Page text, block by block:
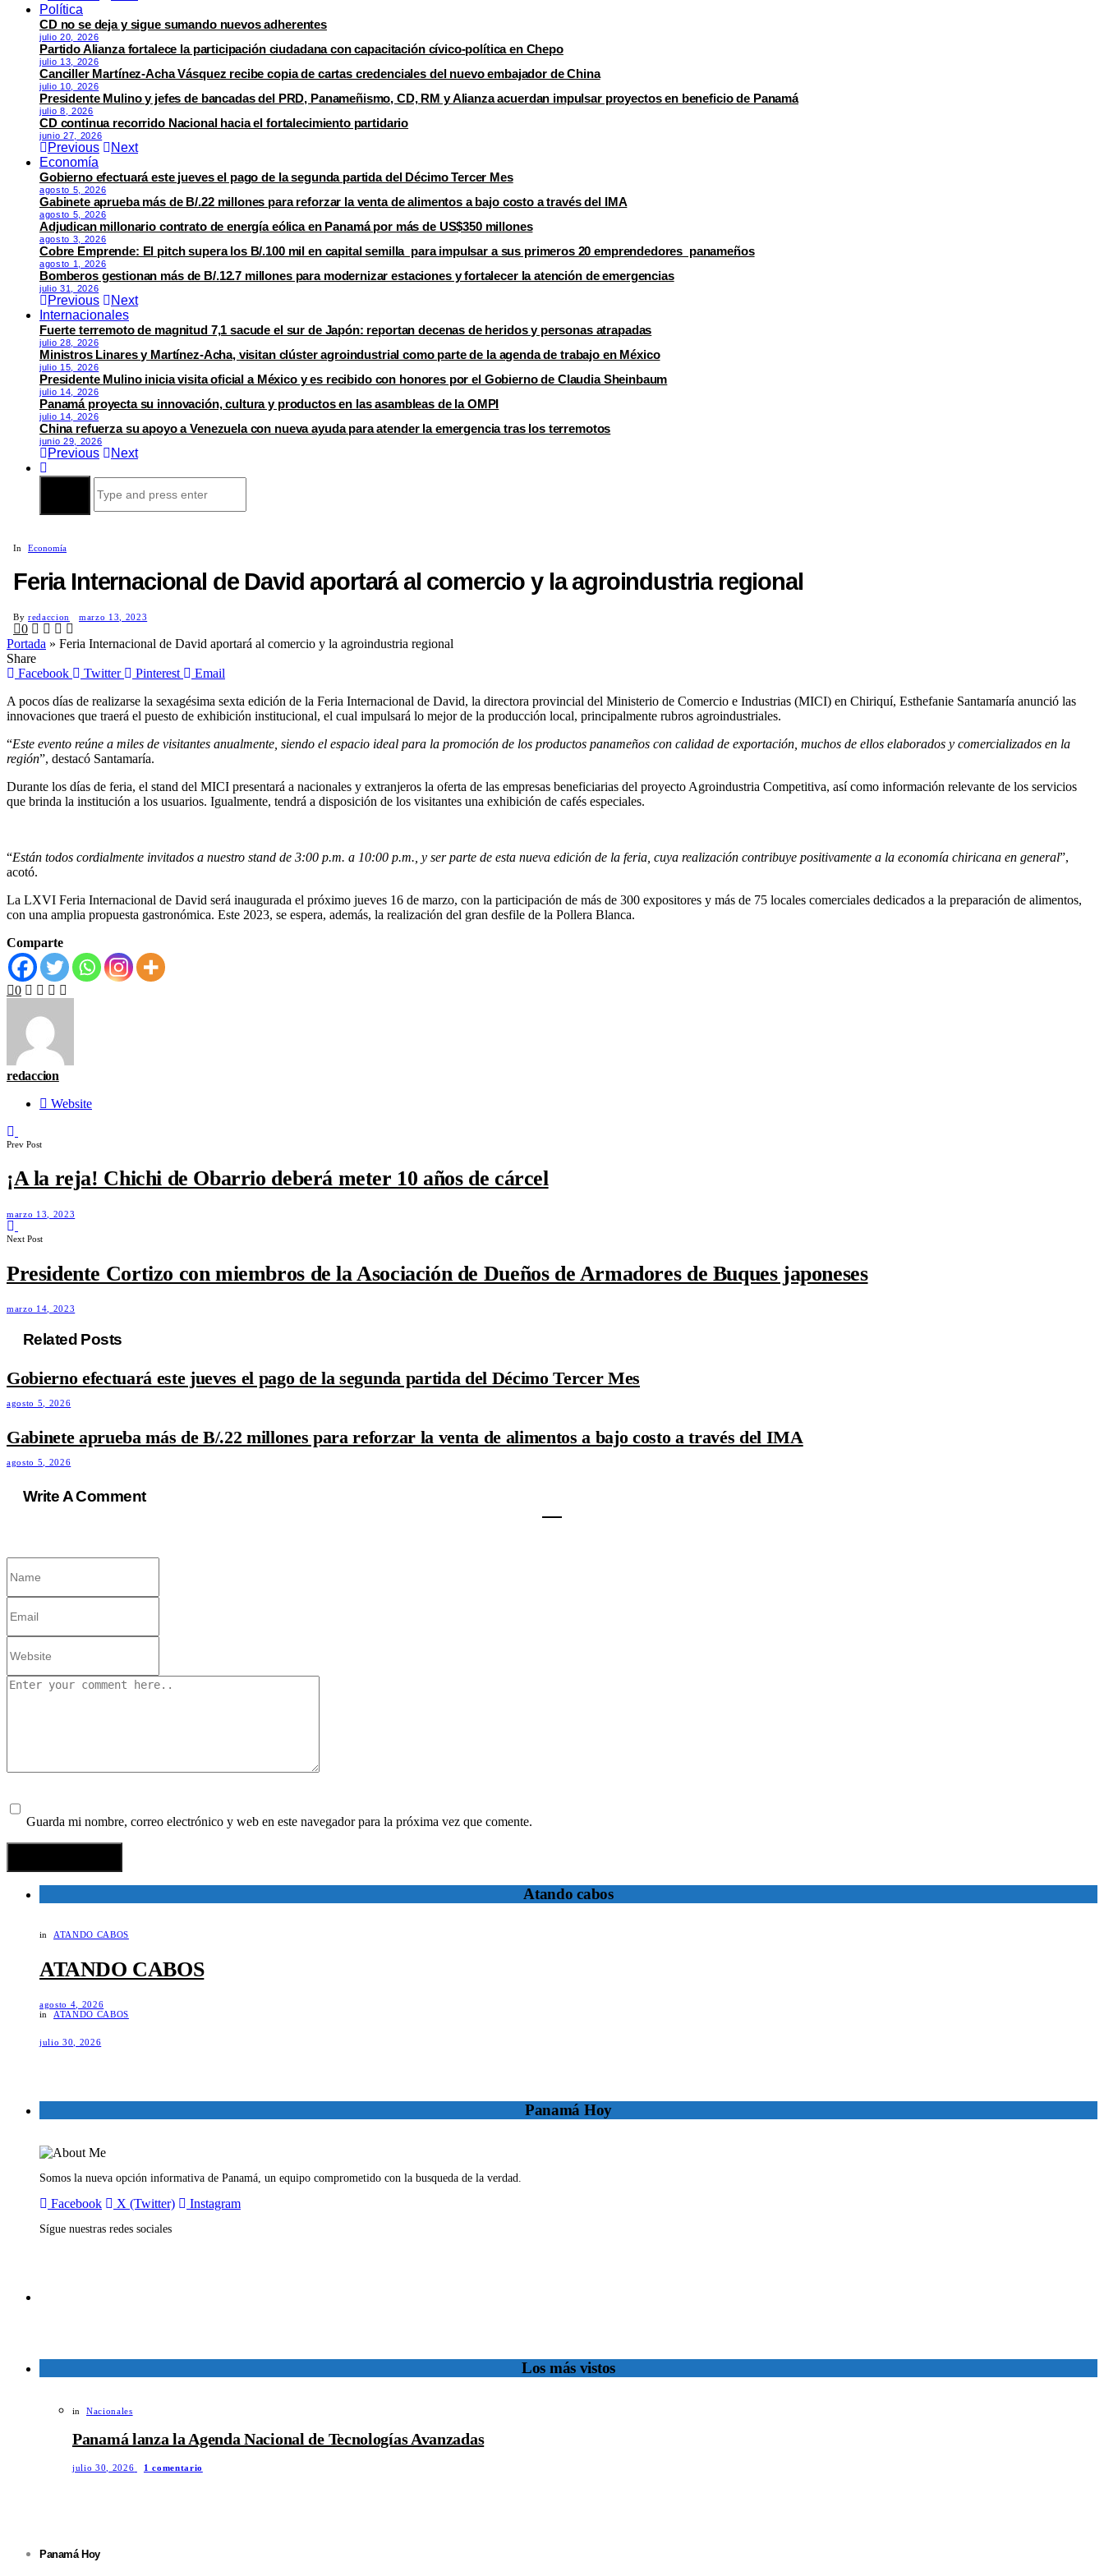
Política
CD no se deja y sigue sumando nuevos adherentes
julio 20, 2026
Partido Alianza fortalece la participación ciudadana con capacitación cívico-política en Chepo
julio 13, 2026
Canciller Martínez-Acha Vásquez recibe copia de cartas credenciales del nuevo embajador de China
julio 10, 2026
Presidente Mulino y jefes de bancadas del PRD, Panameñismo, CD, RM y Alianza acuerdan impulsar proyectos en beneficio de Panamá
julio 8, 2026
CD continua recorrido Nacional hacia el fortalecimiento partidario
junio 27, 2026
Previous
Next
Economía
Gobierno efectuará este jueves el pago de la segunda partida del Décimo Tercer Mes
agosto 5, 2026
Gabinete aprueba más de B/.22 millones para reforzar la venta de alimentos a bajo costo a través del IMA
agosto 5, 2026
Adjudican millonario contrato de energía eólica en Panamá por más de US$350 millones
agosto 3, 2026
Cobre Emprende: El pitch supera los B/.100 mil en capital semilla para impulsar a sus primeros 20 emprendedores panameños
agosto 1, 2026
Bomberos gestionan más de B/.12.7 millones para modernizar estaciones y fortalecer la atención de emergencias
julio 31, 2026
Previous
Next
Internacionales
Fuerte terremoto de magnitud 7,1 sacude el sur de Japón: reportan decenas de heridos y personas atrapadas
julio 28, 2026
Ministros Linares y Martínez-Acha, visitan clúster agroindustrial como parte de la agenda de trabajo en México
julio 15, 2026
Presidente Mulino inicia visita oficial a México y es recibido con honores por el Gobierno de Claudia Sheinbaum
julio 14, 2026
Panamá proyecta su innovación, cultura y productos en las asambleas de la OMPI
julio 14, 2026
China refuerza su apoyo a Venezuela con nueva ayuda para atender la emergencia tras los terremotos
junio 29, 2026
Previous Next
Search
In Economía
Feria Internacional de David aportará al comercio y la agroindustria regional
By redaccion marzo 13, 2023
0
Portada » Feria Internacional de David aportará al comercio y la agroindustria regional
Share
Facebook
Twitter Pinterest
Email
A pocos días de realizarse la sexagésima sexta edición de la Feria Internacional de David, la directora provincial del Ministerio de Comercio e Industrias (MICI) en Chiriquí, Esthefanie Santamaría anunció las
innovaciones que traerá el puesto de exhibición institucional, el cual impulsará lo mejor de la producción local, principalmente rubros agroindustriales.
“Este evento reúne a miles de visitantes anualmente, siendo el espacio ideal para la promoción de los productos panameños con calidad de exportación, muchos de ellos elaborados y comercializados en la
región”, destacó Santamaría.
Durante los días de feria, el stand del MICI presentará a nacionales y extranjeros la oferta de las empresas beneficiarias del proyecto Agroindustria Competitiva, así como información relevante de los servicios
que brinda la institución a los usuarios. Igualmente, tendrá a disposición de los visitantes una exhibición de cafés especiales.
“Están todos cordialmente invitados a nuestro stand de 3:00 p.m. a 10:00 p.m., y ser parte de esta nueva edición de la feria, cuya realización contribuye positivamente a la economía chiricana en general”,
acotó.
La LXVI Feria Internacional de David será inaugurada el próximo jueves 16 de marzo, con la participación de más de 300 expositores y más de 75 locales comerciales dedicados a la preparación de alimentos,
con una amplia propuesta gastronómica. Este 2023, se espera, además, la realización del gran desfile de la Pollera Blanca.
Comparte
0
redaccion
Website
Prev Post
¡A la reja! Chichi de Obarrio deberá meter 10 años de cárcel
marzo 13, 2023
Next Post
Presidente Cortizo con miembros de la Asociación de Dueños de Armadores de Buques japoneses
marzo 14, 2023
Related Posts
Gobierno efectuará este jueves el pago de la segunda partida del Décimo Tercer Mes
agosto 5, 2026
Gabinete aprueba más de B/.22 millones para reforzar la venta de alimentos a bajo costo a través del IMA
agosto 5, 2026
Write A Comment
Guarda mi nombre, correo electrónico y web en este navegador para la próxima vez que comente.
Atando cabos
in ATANDO CABOS
ATANDO CABOS
agosto 4, 2026
in
ATANDO CABOS
julio 30, 2026
Panamá Hoy
Somos la nueva opción informativa de Panamá, un equipo comprometido con la busqueda de la verdad.
Facebook X (Twitter) Instagram
Sígue nuestras redes sociales
Los más vistos
in Nacionales
Panamá lanza la Agenda Nacional de Tecnologías Avanzadas
julio 30, 2026 1 comentario
Panamá Hoy